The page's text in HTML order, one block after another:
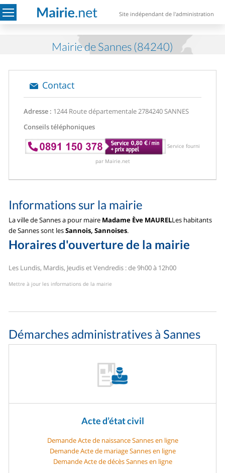
Site indépendant de l'administration
Mairie de Sannes (84240)
Contact
Adresse : 1244 Route départementale 2784240 SANNES
Conseils téléphoniques
Service fourni
par Mairie.net
Informations sur la mairie
La ville de Sannes a pour maire Madame Ève MAURELLes habitants
de Sannes sont lesSannois, Sannoises.
Horaires d'ouverture de la mairie
Les Lundis, Mardis, Jeudis et Vendredis : de 9h00 à 12h00
Mettre à jour les informations de la mairie
Démarches administratives à Sannes
Acte d’état civil
Demande Acte de naissance Sannes en ligne
Demande Acte de mariage Sannes en ligne
Demande Acte de décès Sannes en ligne